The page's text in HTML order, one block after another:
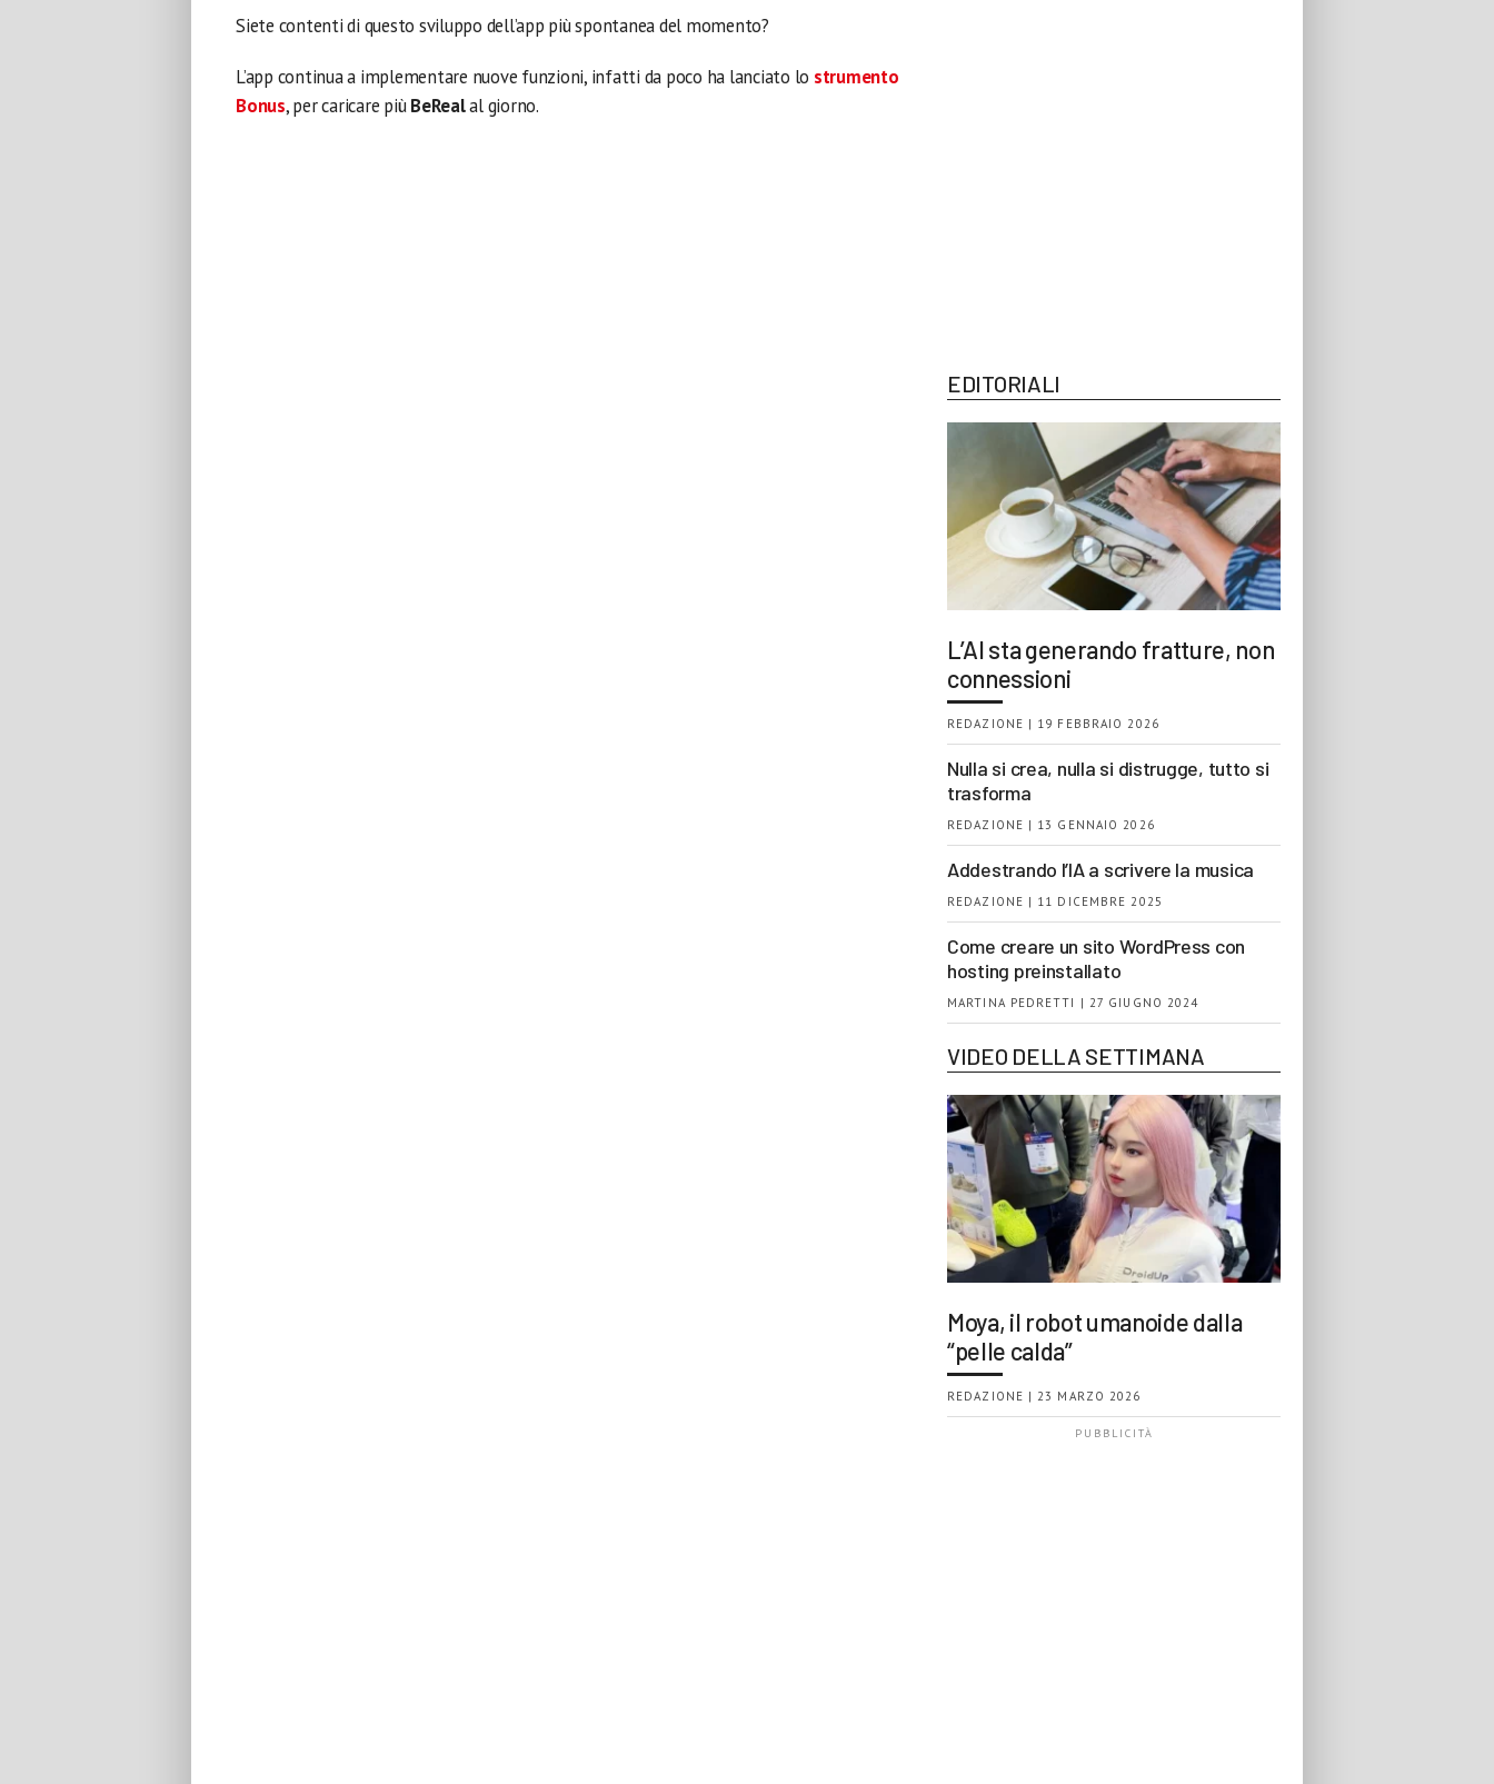
Siete contenti di questo sviluppo dell’app più spontanea del momento?
L’app continua a implementare nuove funzioni, infatti da poco ha lanciato lo strumento
Bonus, per caricare piùBeRealal giorno.
EDITORIALI
L’AI sta generando fratture, non
connessioni
REDAZIONE | 19 FEBBRAIO 2026
Nulla si crea, nulla si distrugge, tutto si
trasforma
REDAZIONE | 13 GENNAIO 2026
Addestrando l’IA a scrivere la musica
REDAZIONE | 11 DICEMBRE 2025
Come creare un sito WordPress con
hosting preinstallato
MARTINA PEDRETTI | 27 GIUGNO 2024
VIDEO DELLA SETTIMANA
Moya, il robot umanoide dalla
“pelle calda”
REDAZIONE | 23 MARZO 2026